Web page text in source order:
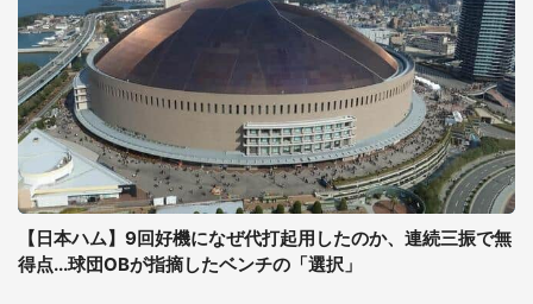
【日本ハム】9回好機になぜ代打起用したのか、連続三振で無
得点...球団OBが指摘したベンチの「選択」